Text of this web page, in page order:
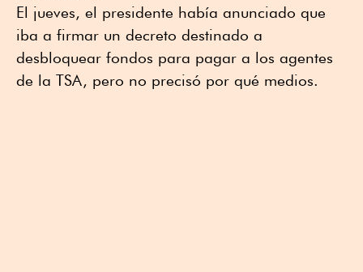
El jueves, el presidente había anunciado que
iba a firmar un decreto destinado a
desbloquear fondos para pagar a los agentes
de la TSA, pero no precisó por qué medios.